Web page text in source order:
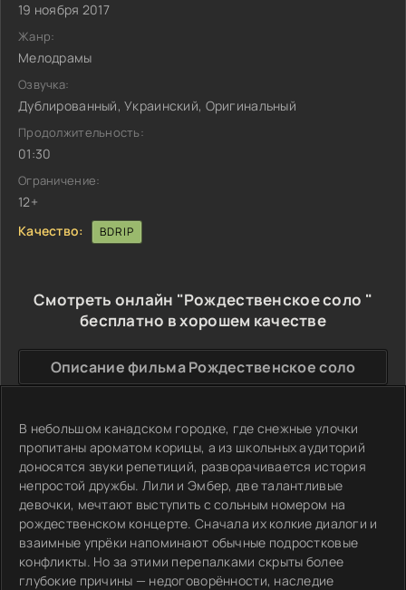
19 ноября 2017
Жанр:
Мелодрамы
Озвучка:
Дублированный, Украинский, Оригинальный
Продолжительность:
01:30
Ограничение:
12+
Качество:
BDRIP
Смотреть онлайн "Рождественское соло "
бесплатно в хорошем качестве
Описание фильма Рождественское соло
В небольшом канадском городке, где снежные улочки
пропитаны ароматом корицы, а из школьных аудиторий
доносятся звуки репетиций, разворачивается история
непростой дружбы. Лили и Эмбер, две талантливые
девочки, мечтают выступить с сольным номером на
рождественском концерте. Сначала их колкие диалоги и
взаимные упрёки напоминают обычные подростковые
конфликты. Но за этими перепалками скрыты более
глубокие причины — недоговорённости, наследие